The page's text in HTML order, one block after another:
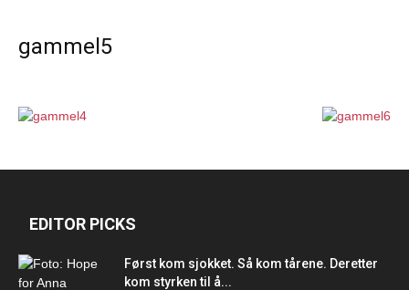
gammel5
EDITOR PICKS
Først kom sjokket. Så kom tårene. Deretter
kom styrken til å...